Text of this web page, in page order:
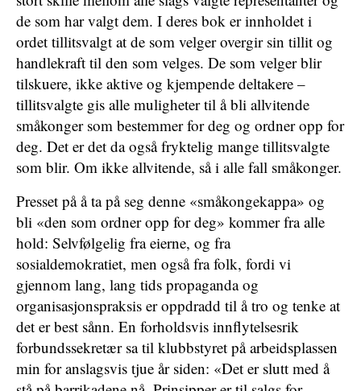
de som har valgt dem. I deres bok er innholdet i
ordet tillitsvalgt at de som velger overgir sin tillit og
handlekraft til den som velges. De som velger blir
tilskuere, ikke aktive og kjempende deltakere –
tillitsvalgte gis alle muligheter til å bli allvitende
småkonger som bestemmer for deg og ordner opp for
deg. Det er det da også fryktelig mange tillitsvalgte
som blir. Om ikke allvitende, så i alle fall småkonger.
Presset på å ta på seg denne «småkongekappa» og
bli «den som ordner opp for deg» kommer fra alle
hold: Selvfølgelig fra eierne, og fra
sosialdemokratiet, men også fra folk, fordi vi
gjennom lang, lang tids propaganda og
organisasjonspraksis er oppdradd til å tro og tenke at
det er best sånn. En forholdsvis innflytelsesrik
forbundssekretær sa til klubbstyret på arbeidsplassen
min for anslagsvis tjue år siden: «Det er slutt med å